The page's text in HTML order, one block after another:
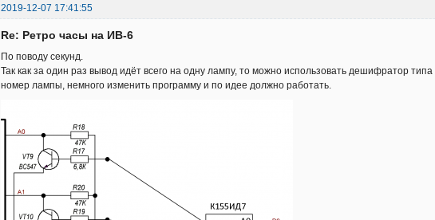
2019-12-07 17:41:55
Re: Ретро часы на ИВ-6
По поводу секунд.
Так как за один раз вывод идёт всего на одну лампу, то можно использовать дешифратор
номер лампы, немного изменить программу и по идее должно работать.